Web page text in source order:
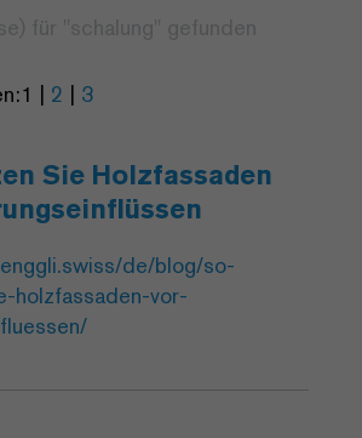
1 | 2 | 3
Sie Holzfassaden
de/blog/so-
holzfassaden-vor-